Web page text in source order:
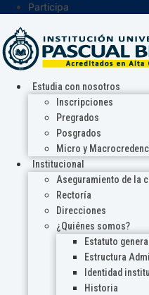
Participa
Estudia con nosotros
Inscripciones
Pregrados
Posgrados
Micro y
Institucional
Aseguramiento de la
Rectoría
Direcciones
¿Quiénes somos?
Estatuto general
Estructura
Identidad
Historia